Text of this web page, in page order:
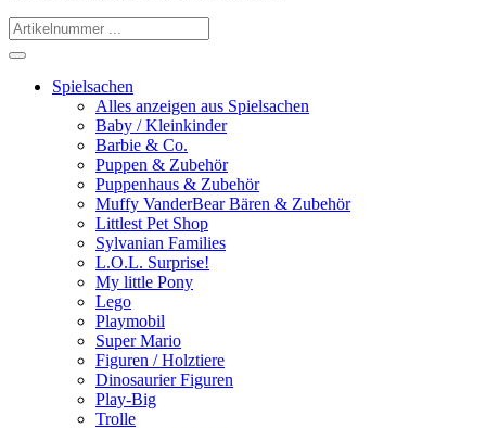
Spielsachen
Alles anzeigen aus Spielsachen
Baby / Kleinkinder
Barbie & Co.
Puppen & Zubehör
Puppenhaus & Zubehör
Muffy VanderBear Bären & Zubehör
Littlest Pet Shop
Sylvanian Families
L.O.L. Surprise!
My little Pony
Lego
Playmobil
Super Mario
Figuren / Holztiere
Dinosaurier Figuren
Play-Big
Trolle